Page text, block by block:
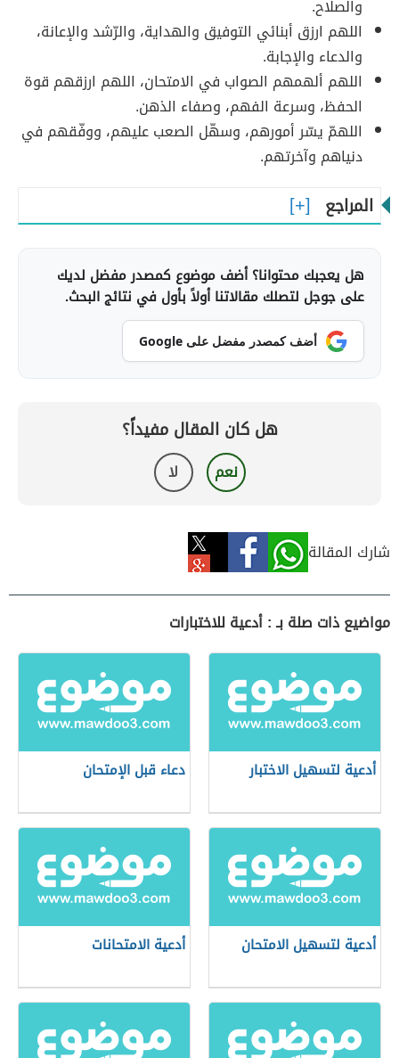
والصلاح.
اللهم ارزق أبنائي التوفيق والهداية، والرّشد والإعانة،
والدعاء والإجابة.
اللهم ألهمهم الصواب في الامتحان، اللهم ارزقهم قوة
الحفظ، وسرعة الفهم، وصفاء الذهن.
اللهمّ يسّر أمورهم، وسهّل الصعب عليهم، ووفّقهم في
دنياهم وآخرتهم.
المراجع
هل يعجبك محتوانا؟ أضف موضوع كمصدر مفضل لديك
على جوجل لتصلك مقالاتنا أولاً بأول في نتائج البحث.
أضف كمصدر مفضل على Google
هل كان المقال مفيداً؟
نعم لا
شارك المقالة
مواضيع ذات صلة بـ : أدعية للاختبارات
أدعية لتسهيل الاختبار دعاء قبل الإمتحان
أدعية لتسهيل الامتحان أدعية الامتحانات